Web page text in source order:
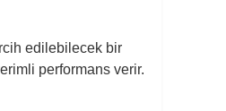
edilebilecek bir
performans verir.